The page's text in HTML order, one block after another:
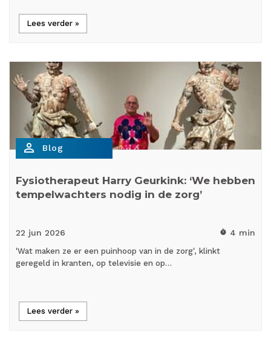
Lees verder »
person_outline Blog
Fysiotherapeut Harry Geurkink: ‘We hebben
tempelwachters nodig in de zorg’
22 jun 2026 timer 4 min
'Wat maken ze er een puinhoop van in de zorg', klinkt
geregeld in kranten, op televisie en op…
Lees verder »